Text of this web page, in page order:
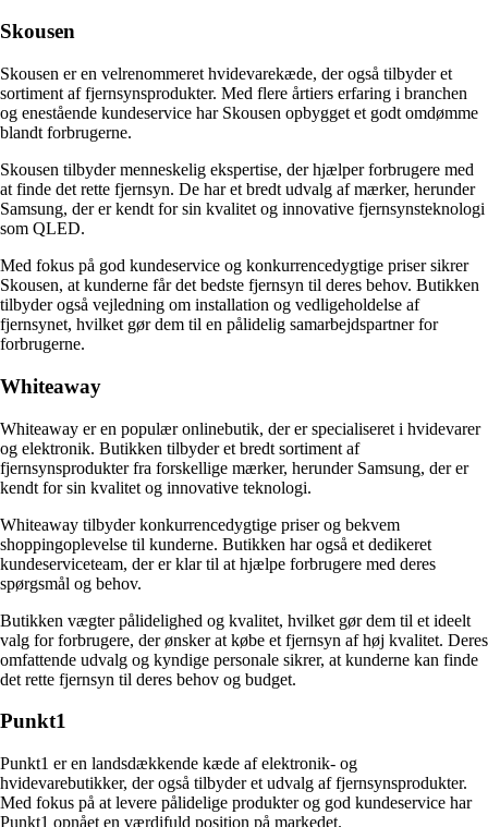
Skousen
Skousen er en velrenommeret hvidevarekæde, der også tilbyder et
sortiment af fjernsynsprodukter. Med flere årtiers erfaring i branchen
og enestående kundeservice har Skousen opbygget et godt omdømme
blandt forbrugerne.
Skousen tilbyder menneskelig ekspertise, der hjælper forbrugere med
at finde det rette fjernsyn. De har et bredt udvalg af mærker, herunder
Samsung, der er kendt for sin kvalitet og innovative fjernsynsteknologi
som QLED.
Med fokus på god kundeservice og konkurrencedygtige priser sikrer
Skousen, at kunderne får det bedste fjernsyn til deres behov. Butikken
tilbyder også vejledning om installation og vedligeholdelse af
fjernsynet, hvilket gør dem til en pålidelig samarbejdspartner for
forbrugerne.
Whiteaway
Whiteaway er en populær onlinebutik, der er specialiseret i hvidevarer
og elektronik. Butikken tilbyder et bredt sortiment af
fjernsynsprodukter fra forskellige mærker, herunder Samsung, der er
kendt for sin kvalitet og innovative teknologi.
Whiteaway tilbyder konkurrencedygtige priser og bekvem
shoppingoplevelse til kunderne. Butikken har også et dedikeret
kundeserviceteam, der er klar til at hjælpe forbrugere med deres
spørgsmål og behov.
Butikken vægter pålidelighed og kvalitet, hvilket gør dem til et ideelt
valg for forbrugere, der ønsker at købe et fjernsyn af høj kvalitet. Deres
omfattende udvalg og kyndige personale sikrer, at kunderne kan finde
det rette fjernsyn til deres behov og budget.
Punkt1
Punkt1 er en landsdækkende kæde af elektronik- og
hvidevarebutikker, der også tilbyder et udvalg af fjernsynsprodukter.
Med fokus på at levere pålidelige produkter og god kundeservice har
Punkt1 opnået en værdifuld position på markedet.